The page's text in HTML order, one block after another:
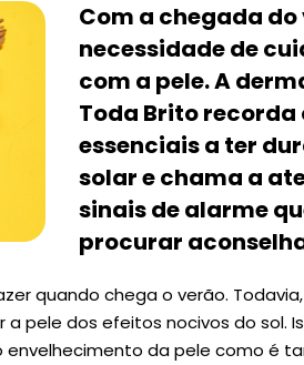
Com a chegada
necessidade de
com a pele. A
Toda Brito recorda
essenciais a ter
solar e chama a
sinais de alarme
procurar
quando chega o verão.
pele dos efeitos nocivos do sol.
da pele como é